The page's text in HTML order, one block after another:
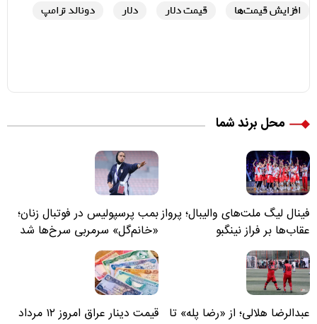
افزایش قیمت‌ها
قیمت دلار دلار دونالد ترامپ
محل برند شما
فینال لیگ ملت‌های والیبال؛ پرواز
عقاب‌ها بر فراز نینگبو
بمب پرسپولیس در فوتبال زنان؛
«خانم‌گل» سرمربی سرخ‌ها شد
عبدالرضا هلالی؛ از «رضا پله» تا
قیمت دینار عراق امروز ۱۲ مرداد